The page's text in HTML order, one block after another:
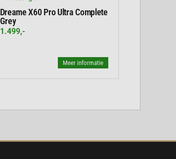
Dreame X60 Pro Ultra Complete
Grey
1.499,-
Meer informatie